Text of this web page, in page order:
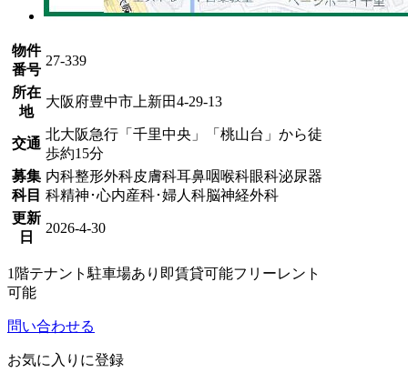
物件
番号
27-339
所在
地
大阪府豊中市上新田4-29-13
交通
北大阪急行「千里中央」「桃山台」から徒
歩約15分
募集
科目
内科整形外科皮膚科耳鼻咽喉科眼科泌尿器
科精神･心内産科･婦人科脳神経外科
更新
日
2026-4-30
1階テナント 駐車場あり 即賃貸可能フリーレント
可能
問い合わせる
お気に入りに登録